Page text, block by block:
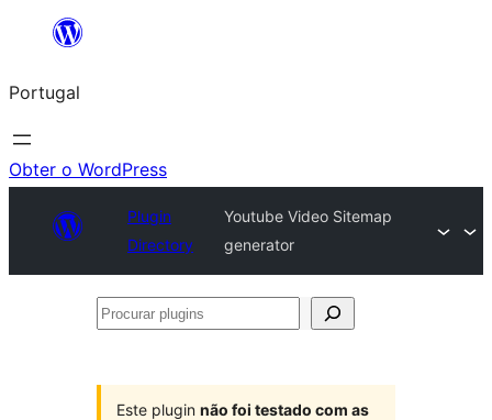
Saltar
o
conteúdo
Portugal
Obter o WordPress
Plugin
Directory
Youtube Video Sitemap
generator
Procurar
Este plugin não foi testado com as